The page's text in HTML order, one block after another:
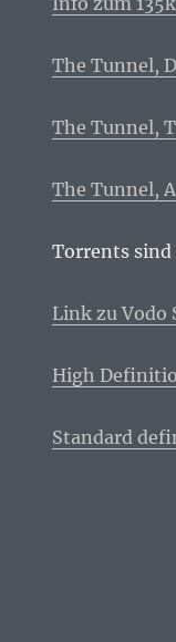
The Tunnel,
The Tunnel,
The Tunnel,
Torrents sind
Link zu Vodo
High
Standard